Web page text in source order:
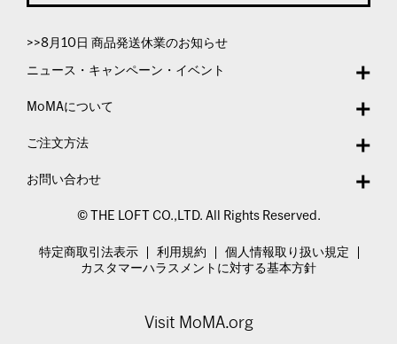
>>8月10日 商品発送休業のお知らせ
ニュース・キャンペーン・イベント
MoMAについて
ご注文方法
お問い合わせ
© THE LOFT CO.,LTD. All Rights Reserved.
特定商取引法表示 利用規約
個人情報取り扱い規定
カスタマーハラスメントに対する基本方針
Visit MoMA.org